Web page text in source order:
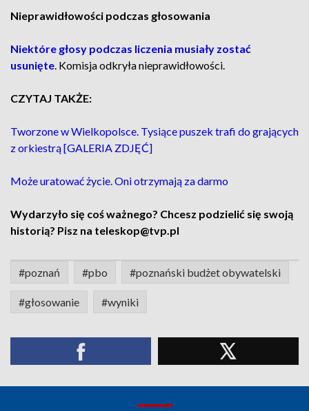
Nieprawidłowości podczas głosowania
Niektóre głosy podczas liczenia musiały zostać
usunięte. Komisja odkryła nieprawidłowości.
CZYTAJ TAKŻE:
Tworzone w Wielkopolsce. Tysiące puszek trafi do grających
z orkiestrą [GALERIA ZDJĘĆ]
Może uratować życie. Oni otrzymają za darmo
Wydarzyło się coś ważnego? Chcesz podzielić się swoją
historią? Pisz na teleskop@tvp.pl
#poznań #pbo #poznański budżet obywatelski
#głosowanie #wyniki